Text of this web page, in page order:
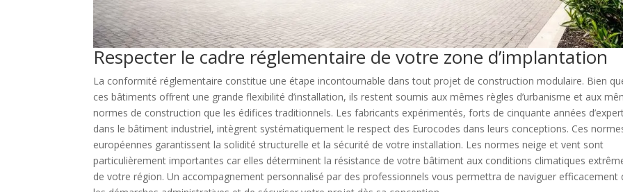
Respecter le cadre réglementaire de votre zone d’implantation
La conformité réglementaire constitue une étape incontournable dans tout projet de construction modulaire. Bien
ces bâtiments offrent une grande flexibilité d’installation, ils restent soumis aux mêmes règles d’urbanisme et aux
normes de construction que les édifices traditionnels. Les fabricants expérimentés, forts de cinquante années
dans le bâtiment industriel, intègrent systématiquement le respect des Eurocodes dans leurs conceptions. Ces
européennes garantissent la solidité structurelle et la sécurité de votre installation. Les normes neige et vent sont
particulièrement importantes car elles déterminent la résistance de votre bâtiment aux conditions climatiques
de votre région. Un accompagnement personnalisé par des professionnels vous permettra de naviguer efficacement